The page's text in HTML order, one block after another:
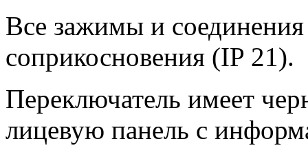
Все зажимы и
соприкосновения (IP 21).
Переключатель имеет
лицевую панель с